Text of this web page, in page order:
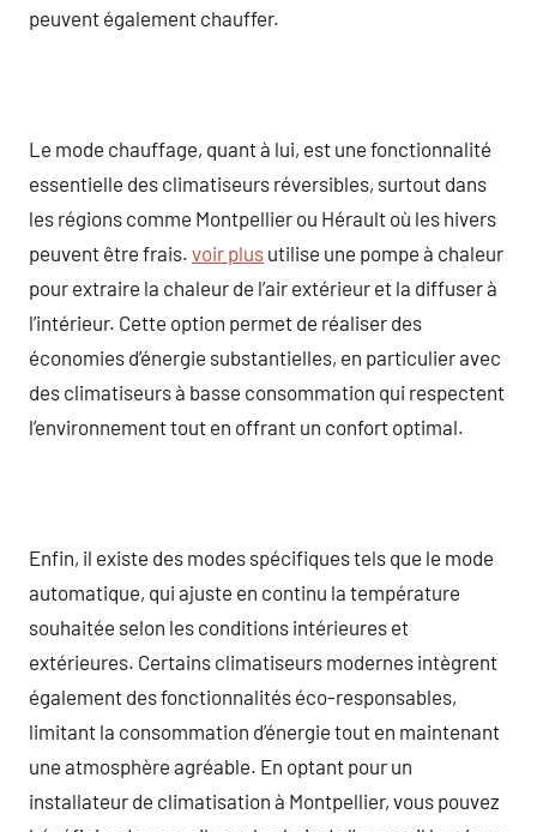
peuvent également chauffer.
Le mode chauffage, quant à lui, est une fonctionnalité
essentielle des climatiseurs réversibles, surtout dans
les régions comme Montpellier ou Hérault où les hivers
peuvent être frais. voir plus utilise une pompe à chaleur
pour extraire la chaleur de l’air extérieur et la diffuser à
l’intérieur. Cette option permet de réaliser des
économies d’énergie substantielles, en particulier avec
des climatiseurs à basse consommation qui respectent
l’environnement tout en offrant un confort optimal.
Enfin, il existe des modes spécifiques tels que le mode
automatique, qui ajuste en continu la température
souhaitée selon les conditions intérieures et
extérieures. Certains climatiseurs modernes intègrent
également des fonctionnalités éco-responsables,
limitant la consommation d’énergie tout en maintenant
une atmosphère agréable. En optant pour un
installateur de climatisation à Montpellier, vous pouvez